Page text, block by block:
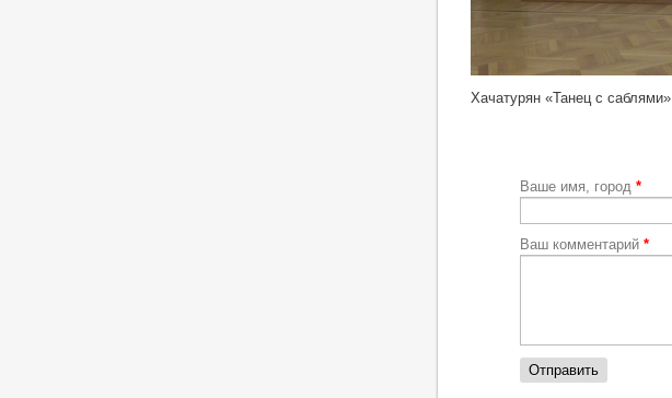
Хачатурян «Танец с саблями»
Ваше имя, город *
Ваш комментарий *